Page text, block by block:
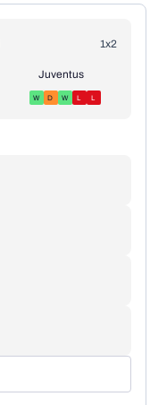
1x2
Juventus
W D W L L